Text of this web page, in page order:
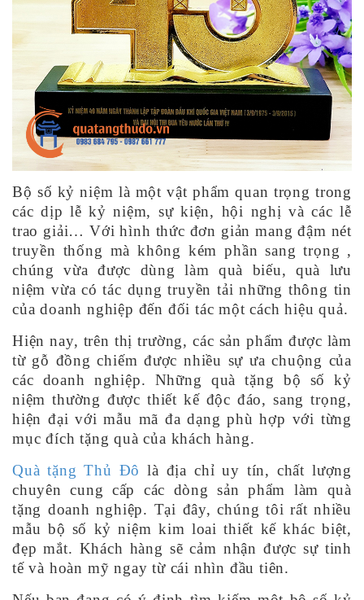
Bộ số kỷ niệm là một vật phẩm quan trọng trong
các dịp lễ kỷ niệm, sự kiện, hội nghị và các lễ
trao giải… Với hình thức đơn giản mang đậm nét
truyền thống mà không kém phần sang trọng ,
chúng vừa được dùng làm quà biếu, quà lưu
niệm vừa có tác dụng truyền tải những thông tin
của doanh nghiệp đến đối tác một cách hiệu quả.
Hiện nay, trên thị trường, các sản phẩm được làm
từ gỗ đồng chiếm được nhiều sự ưa chuộng của
các doanh nghiệp. Những quà tặng bộ số kỷ
niệm thường được thiết kế độc đáo, sang trọng,
hiện đại với mẫu mã đa dạng phù hợp với từng
mục đích tặng quà của khách hàng.
Quà tặng Thủ Đô là địa chỉ uy tín, chất lượng
chuyên cung cấp các dòng sản phẩm làm quà
tặng doanh nghiệp. Tại đây, chúng tôi rất nhiều
mẫu bộ số kỷ niệm kim loai thiết kế khác biệt,
đẹp mắt. Khách hàng sẽ cảm nhận được sự tinh
tế và hoàn mỹ ngay từ cái nhìn đầu tiên.